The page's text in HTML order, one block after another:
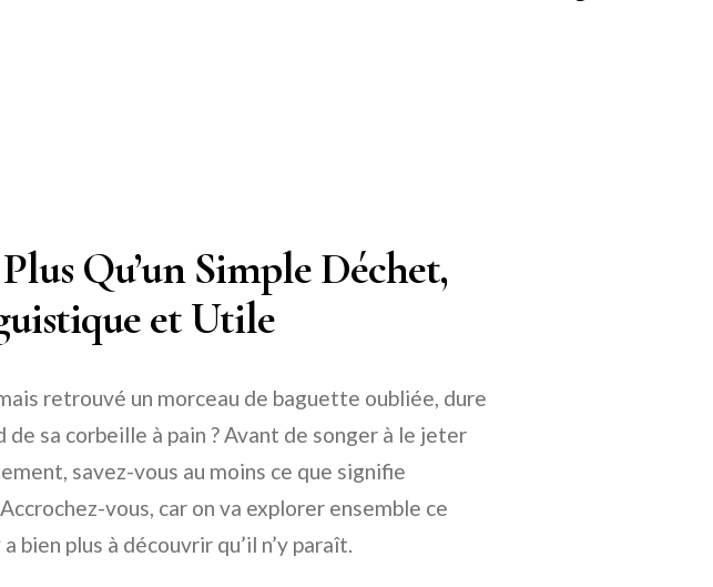
Qu’un Simple Déchet,
et Utile
retrouvé un morceau de baguette oubliée, dure
de sa corbeille à pain ? Avant de songer à le jeter
savez-vous au moins ce que signifie
vous, car on va explorer ensemble ce
bien plus à découvrir qu’il n’y paraît.